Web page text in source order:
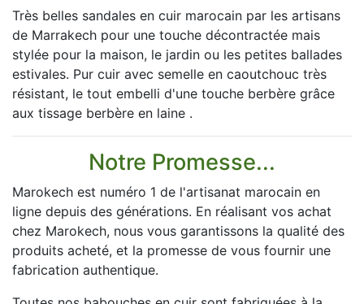
Très belles sandales en cuir marocain par les artisans
de Marrakech pour une touche décontractée mais
stylée pour la maison, le jardin ou les petites ballades
estivales. Pur cuir avec semelle en caoutchouc très
résistant, le tout embelli d'une touche berbère grâce
aux tissage berbère en laine .
Notre Promesse...
Marokech est numéro 1 de l'artisanat marocain en
ligne depuis des générations. En réalisant vos achat
chez Marokech, nous vous garantissons la qualité des
produits acheté, et la promesse de vous fournir une
fabrication authentique.